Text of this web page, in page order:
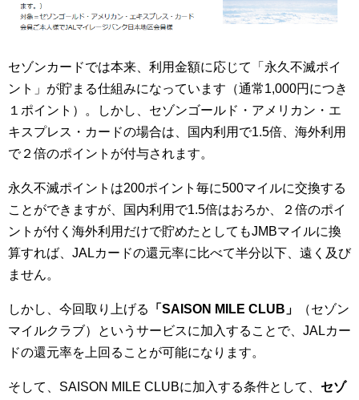
セゾンカードでは本来、利用金額に応じて「永久不滅ポイ
ント」が貯まる仕組みになっています（通常1,000円につき
１ポイント）。しかし、セゾンゴールド・アメリカン・エ
キスプレス・カードの場合は、国内利用で1.5倍、海外利用
で２倍のポイントが付与されます。
永久不滅ポイントは200ポイント毎に500マイルに交換する
ことができますが、国内利用で1.5倍はおろか、２倍のポイ
ントが付く海外利用だけで貯めたとしてもJMBマイルに換
算すれば、JALカードの還元率に比べて半分以下、遠く及び
ません。
しかし、今回取り上げる 「SAISON MILE CLUB」
（セゾン
マイルクラブ）というサービスに加入することで、JALカー
ドの還元率を上回ることが可能になります。
そして、SAISON MILE CLUBに加入する条件として、 セゾ